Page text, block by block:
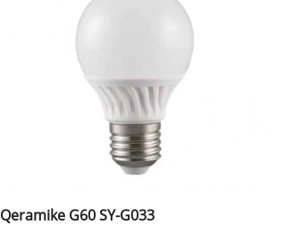
Qeramike G60 SY-G033